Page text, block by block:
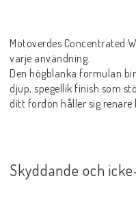
Motoverdes Concentrated
varje användning.
Den högblanka formulan
djup, spegellik finish som
ditt fordon håller sig
Skyddande och